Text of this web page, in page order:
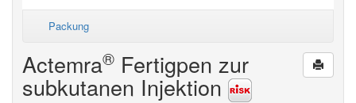
Packung
Actemra® Fertigpen zur
subkutanen Injektion